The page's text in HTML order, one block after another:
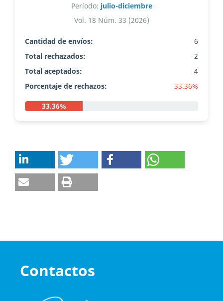
Período: julio-diciembre
Vol. 18 Núm. 33 (2026)
Cantidad de envíos:
6
Total rechazados:
2
Total aceptados:
4
Porcentaje de rechazos:
33.36%
33.36%
Contactos